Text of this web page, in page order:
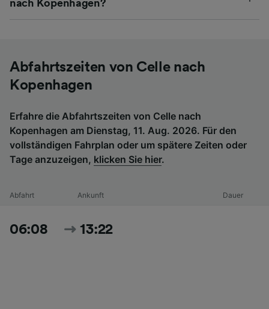
nach Kopenhagen?
Abfahrtszeiten von Celle nach
Kopenhagen
Erfahre die Abfahrtszeiten von Celle nach
Kopenhagen am Dienstag, 11. Aug. 2026. Für den
vollständigen Fahrplan oder um spätere Zeiten oder
Tage anzuzeigen, klicken Sie hier.
Abfahrt Ankunft Dauer
06:08 13:22